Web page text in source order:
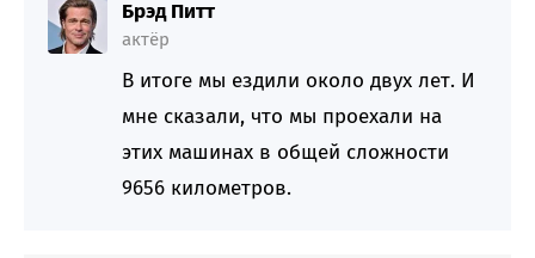
Брэд Питт
актёр
В итоге мы ездили около двух лет. И
мне сказали, что мы проехали на
этих машинах в общей сложности
9656 километров.